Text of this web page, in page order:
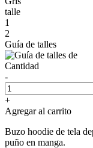
talle
1
2
Guía de talles
Cantidad
-
+
Agregar al carrito
Buzo hoodie de tela
puño en manga.